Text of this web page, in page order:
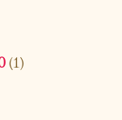
(1)